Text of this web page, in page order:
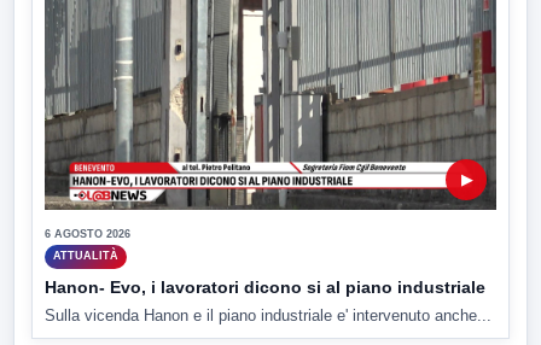
▶
6 AGOSTO 2026
ATTUALITÀ
Hanon- Evo, i lavoratori dicono si al piano industriale
Sulla vicenda Hanon e il piano industriale e' intervenuto anche...